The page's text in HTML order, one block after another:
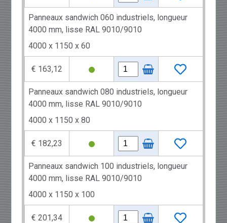
Panneaux sandwich 060 industriels, longueur
4000 mm, lisse RAL 9010/9010
4000 x 1150 x 60
€ 163,12
Panneaux sandwich 080 industriels, longueur
4000 mm, lisse RAL 9010/9010
4000 x 1150 x 80
€ 182,23
Panneaux sandwich 100 industriels, longueur
4000 mm, lisse RAL 9010/9010
4000 x 1150 x 100
€ 201,34